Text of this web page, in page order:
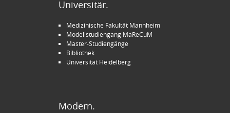
Universitär.
Medizinische Fakultät Mannheim
Modellstudiengang MaReCuM
Master-Studiengänge
Bibliothek
Universität Heidelberg
Modern.